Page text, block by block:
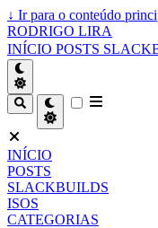
↓ Ir para o conteúdo
RODRIGO LIRA
INÍCIO POSTS
INÍCIO
POSTS
SLACKBUILDS
ISOS
CATEGORIAS